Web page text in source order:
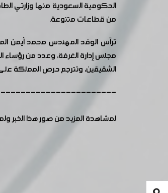
من قطاعات متنوعة.
ترأس الوفد المهندس محمد أيمن
مجلس إدارة الغرفة، وعدد من رؤساء
الشقيقين، وتترجم حرص المملكة على
لمشاهدة المزيد من صور هذا الخبر